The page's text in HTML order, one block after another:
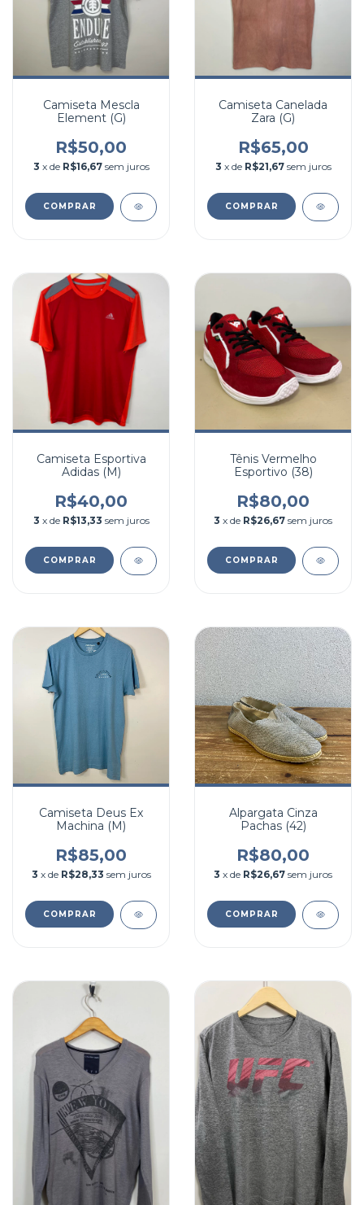
Camiseta Mescla
Element (G)
R$50,00
3 x de R$16,67 sem juros
COMPRAR
Camiseta Canelada
Zara (G)
R$65,00
3 x de R$21,67 sem juros
COMPRAR
Camiseta Esportiva
Adidas (M)
R$40,00
3 x de R$13,33 sem juros
COMPRAR
Tênis Vermelho
Esportivo (38)
R$80,00
3 x de R$26,67 sem juros
COMPRAR
Camiseta Deus Ex
Machina (M)
R$85,00
3 x de R$28,33 sem juros
COMPRAR
Alpargata Cinza
Pachas (42)
R$80,00
3 x de R$26,67 sem juros
COMPRAR